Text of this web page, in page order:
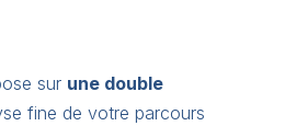
sur une double
fine de votre parcours